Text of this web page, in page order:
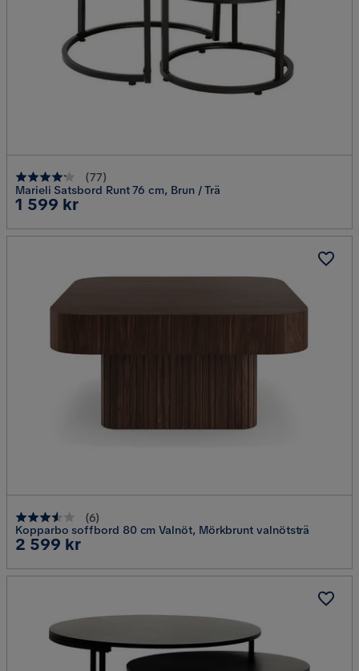
(77)
Marieli Satsbord Runt 76 cm, Brun / Trä
Pris
1 599 kr
(6)
Kopparbo soffbord 80 cm Valnöt, Mörkbrunt valnötsträ
Pris
2 599 kr